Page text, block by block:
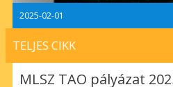
2025-02-01
TELJES CIKK
MLSZ TAO pályázat